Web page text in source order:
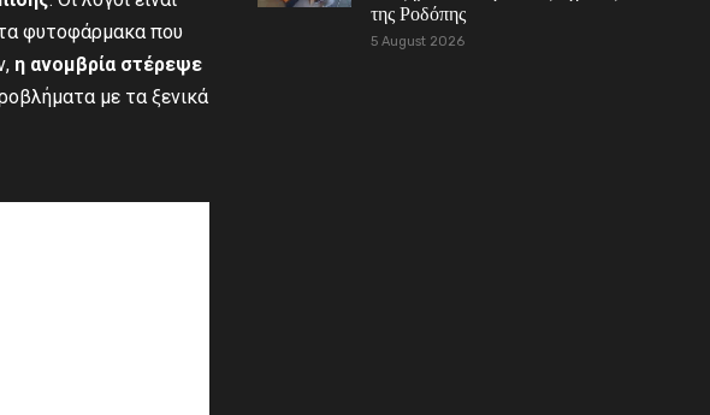
φυτοφάρμακα που
η ανομβρία στέρεψε
με τα ξενικά
της Ροδόπης
5 August 2026